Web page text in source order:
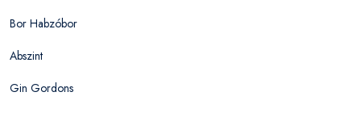
Bor Habzóbor
Abszint
Gin Gordons